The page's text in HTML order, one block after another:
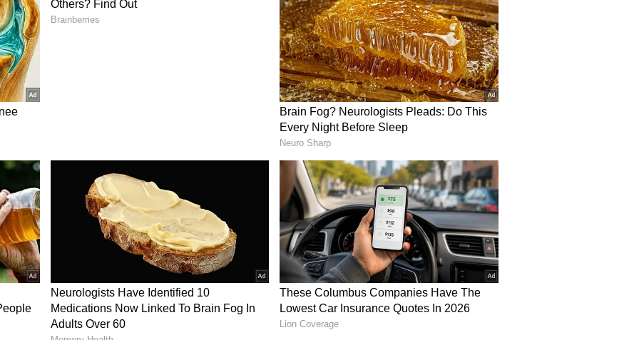
ಸಚಿವ ರಾಮಲಿಂಗಾರೆಡ್ಡಿ, ಕೆ.ಎಂ.ಎಫ್. ಅಧ್ಯಕ್ಷ ಭೀಮಾನಾಯ್ಕ್,
ಮೂರ್ತಿ, ಎಂ.ಪಿ. ಲತಾ ಮಲ್ಲಿಕಾರ್ಜುನ, ಈ.